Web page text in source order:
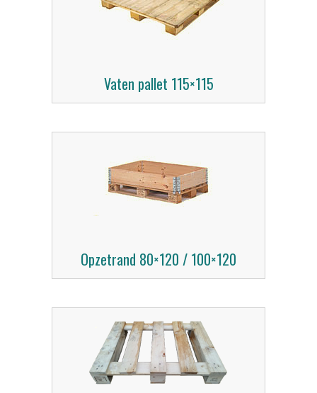
Vaten pallet 115×115
Opzetrand 80×120 / 100×120